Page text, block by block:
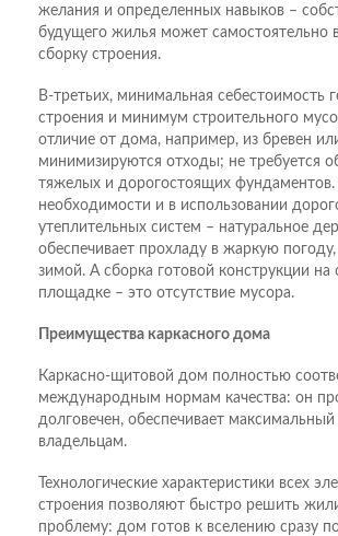
желания и определенных навыков –
будущего жилья может самостоятельно
сборку строения.
В-третьих, минимальная себестоимость
строения и минимум строительного
отличие от дома, например, из бревен
минимизируются отходы; не требуется
тяжелых и дорогостоящих
необходимости и в использовании
утеплительных систем – натуральное
обеспечивает прохладу в жаркую
зимой. А сборка готовой конструкции на
площадке – это отсутствие мусора.
Преимущества каркасного дома
Каркасно-щитовой дом полностью
международным нормам качества: он
долговечен, обеспечивает
владельцам.
Технологические характеристики всех
строения позволяют быстро решить
проблему: дом готов к вселению сразу